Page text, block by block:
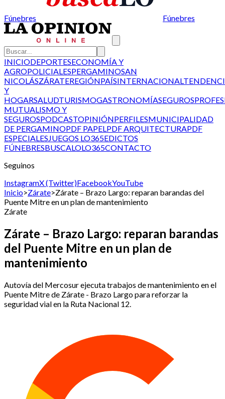
Fúnebres Fúnebres
INICIODEPORTESECONOMÍA Y
AGROPOLICIALESPERGAMINOSAN
NICOLÁSZÁRATEREGIÓNPAÍSINTERNACIONAL
Y
HOGARSALUDTURISMOGASTRONOMÍASEGUROS
MUTUALISMO Y
SEGUROSPODCASTOPINIÓNPERFILESMUNICIPALIDAD
DE PERGAMINOPDF PAPELPDF ARQUITECTURAPDF
ESPECIALESJUEGOS LO365EDICTOS
FÚNEBRESBUSCALOLO365CONTACTO
Seguinos
InstagramX (Twitter)FacebookYouTube
Inicio>Zárate>Zárate – Brazo Largo: reparan barandas del
Puente Mitre en un plan de mantenimiento
Zárate
Zárate – Brazo Largo: reparan barandas
del Puente Mitre en un plan de
mantenimiento
Autovía del Mercosur ejecuta trabajos de mantenimiento en el
Puente Mitre de Zárate - Brazo Largo para reforzar la
seguridad vial en la Ruta Nacional 12.